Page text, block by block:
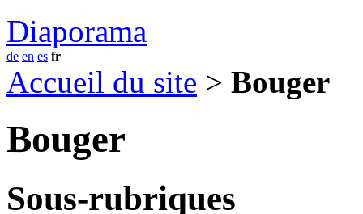
Diaporama
de en es fr
Accueil du site > Bouger
Bouger
Sous-rubriques